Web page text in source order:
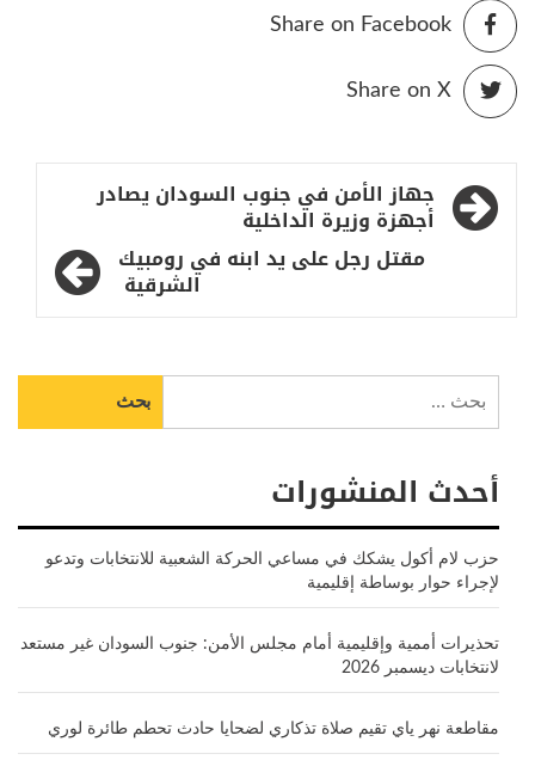
Share on Facebook
Share on X
تصفّح
المقالات
جهاز الأمن في جنوب السودان يصادر
أجهزة وزيرة الداخلية
مقتل رجل على يد ابنه في رومبيك
الشرقية
عن:
أحدث المنشورات
حزب لام أكول يشكك في مساعي الحركة الشعبية للانتخابات وتدعو
لإجراء حوار بوساطة إقليمية
تحذيرات أممية وإقليمية أمام مجلس الأمن: جنوب السودان غير مستعد
لانتخابات ديسمبر 2026
مقاطعة نهر ياي تقيم صلاة تذكاري لضحايا حادث تحطم طائرة لوري